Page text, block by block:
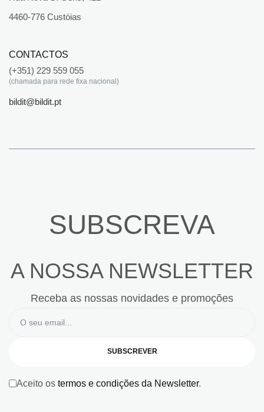
4460-776 Custóias
CONTACTOS
(+351) 229 559 055
(chamada para rede fixa nacional)
bildit@bildit.pt
SUBSCREVA
A NOSSA NEWSLETTER
Receba as nossas novidades e promoções
SUBSCREVER
Aceito os termos e condições da Newsletter.